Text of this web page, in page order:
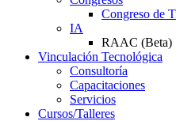
Congreso de
IA
RAAC (Beta)
Vinculación Tecnológica
Consultoría
Capacitaciones
Servicios
Cursos/Talleres